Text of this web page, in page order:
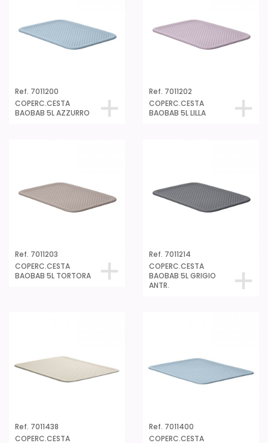
Ref. 7011200
COPERC.CESTA
BAOBAB 5L AZZURRO
Ref. 7011202
COPERC.CESTA
BAOBAB 5L LILLA
Ref. 7011203
COPERC.CESTA
BAOBAB 5L TORTORA
Ref. 7011214
COPERC.CESTA
BAOBAB 5L GRIGIO
ANTR.
Ref. 7011438
COPERC.CESTA
Ref. 7011400
COPERC.CESTA